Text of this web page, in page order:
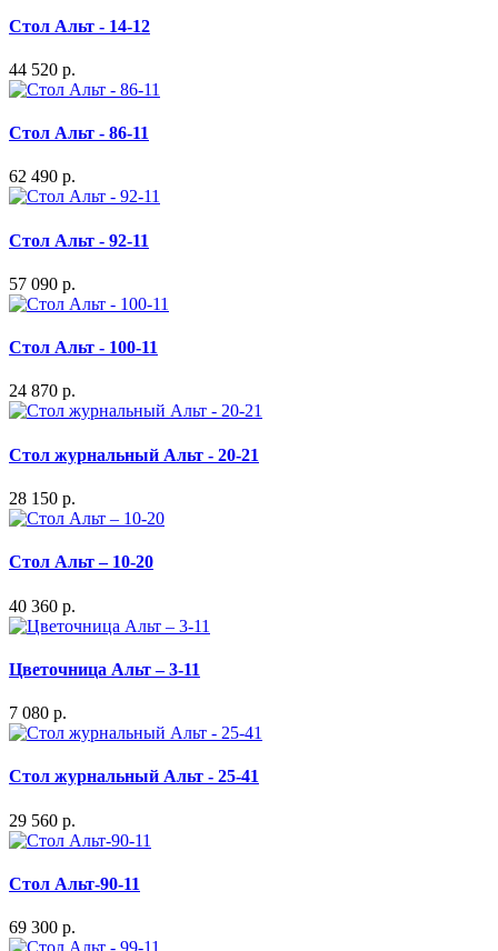
Стол Альт - 14-12
44 520 р.
Стол Альт - 86-11
62 490 р.
Стол Альт - 92-11
57 090 р.
Стол Альт - 100-11
24 870 р.
Стол журнальный Альт - 20-21
28 150 р.
Стол Альт – 10-20
40 360 р.
Цветочница Альт – 3-11
7 080 р.
Стол журнальный Альт - 25-41
29 560 р.
Стол Альт-90-11
69 300 р.